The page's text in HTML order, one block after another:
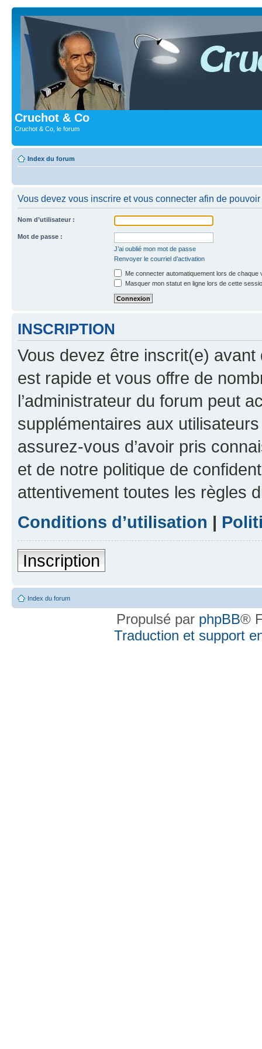
Cruchot & Co
Cruchot & Co, le forum
Index du forum
Vous devez vous inscrire et vous connecter afin de
Nom d’utilisateur :
Mot de passe :
J’ai oublié mon mot de passe
Renvoyer le courriel d’activation
Me connecter automatiquement lors de chaque
Masquer mon statut en ligne lors de cette
INSCRIPTION
Vous devez être inscrit(e) avant
est rapide et vous offre de
l’administrateur du forum peut
supplémentaires aux
assurez-vous d’avoir pris
et de notre politique de
attentivement toutes les règles
Conditions d’utilisation |
Inscription
Index du forum
Propulsé par phpBB®
Traduction et support